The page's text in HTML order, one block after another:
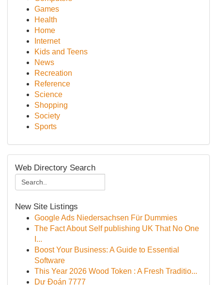
Games
Health
Home
Internet
Kids and Teens
News
Recreation
Reference
Science
Shopping
Society
Sports
Web Directory Search
New Site Listings
Google Ads Niedersachsen Für Dummies
The Fact About Self publishing UK That No One
I...
Boost Your Business: A Guide to Essential
Software
This Year 2026 Wood Token : A Fresh Traditio...
Dự Đoán 7777